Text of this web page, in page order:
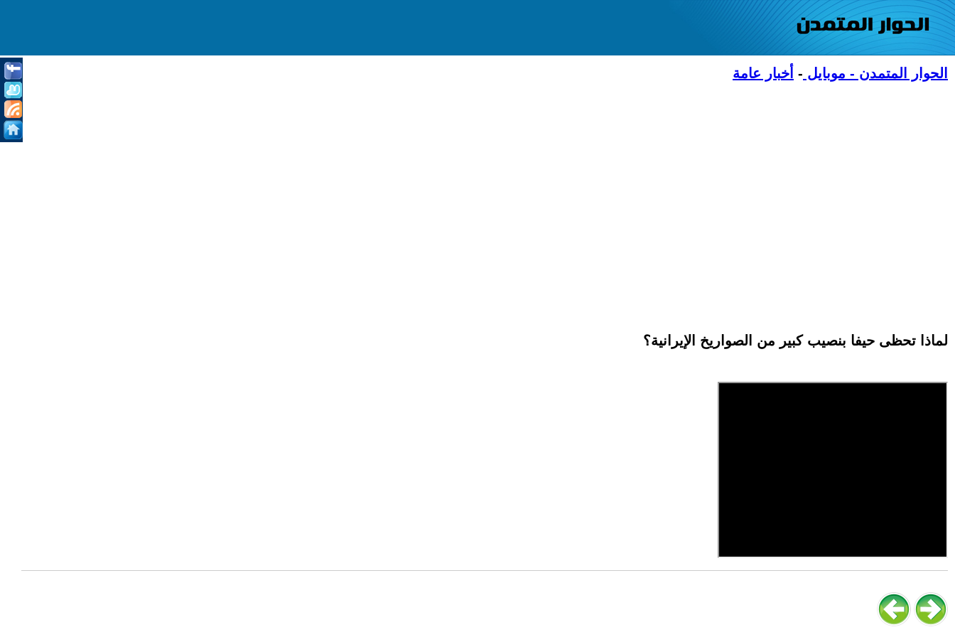
الحوار المتمدن - موبايل - أخبار عامة
لماذا تحظى حيفا بنصيب كبير من الصواريخ الإيرانية؟